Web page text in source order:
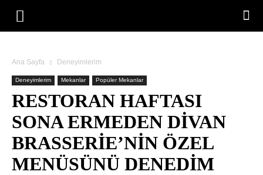
Ana Sayfa Deneyimlerim
Deneyimlerim Mekanlar Popüler Mekanlar
RESTORAN HAFTASI
SONA ERMEDEN DIVAN
BRASSERIE’NIN ÖZEL
MENÜSÜNÜ DENEDIM